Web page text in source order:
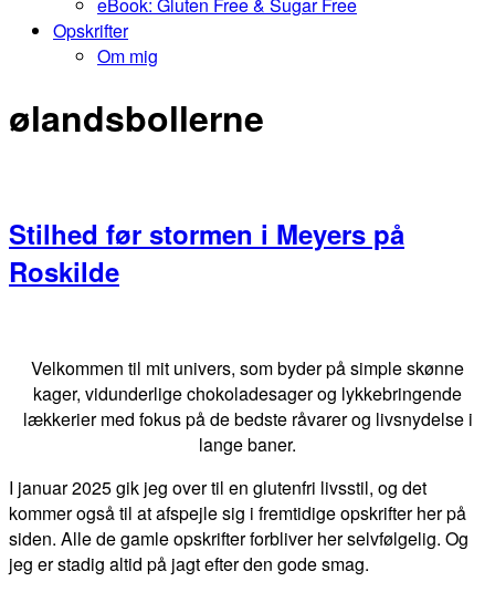
Opskrifter
Om mig
ølandsbollerne
Stilhed før stormen i Meyers på
Roskilde
Sidebar
Velkommen til mit univers, som byder på simple skønne
kager, vidunderlige chokoladesager og lykkebringende
lækkerier med fokus på de bedste råvarer og livsnydelse i
lange baner.
I januar 2025 gik jeg over til en glutenfri livsstil, og det
kommer også til at afspejle sig i fremtidige opskrifter her på
siden. Alle de gamle opskrifter forbliver her selvfølgelig. Og
jeg er stadig altid på jagt efter den gode smag.